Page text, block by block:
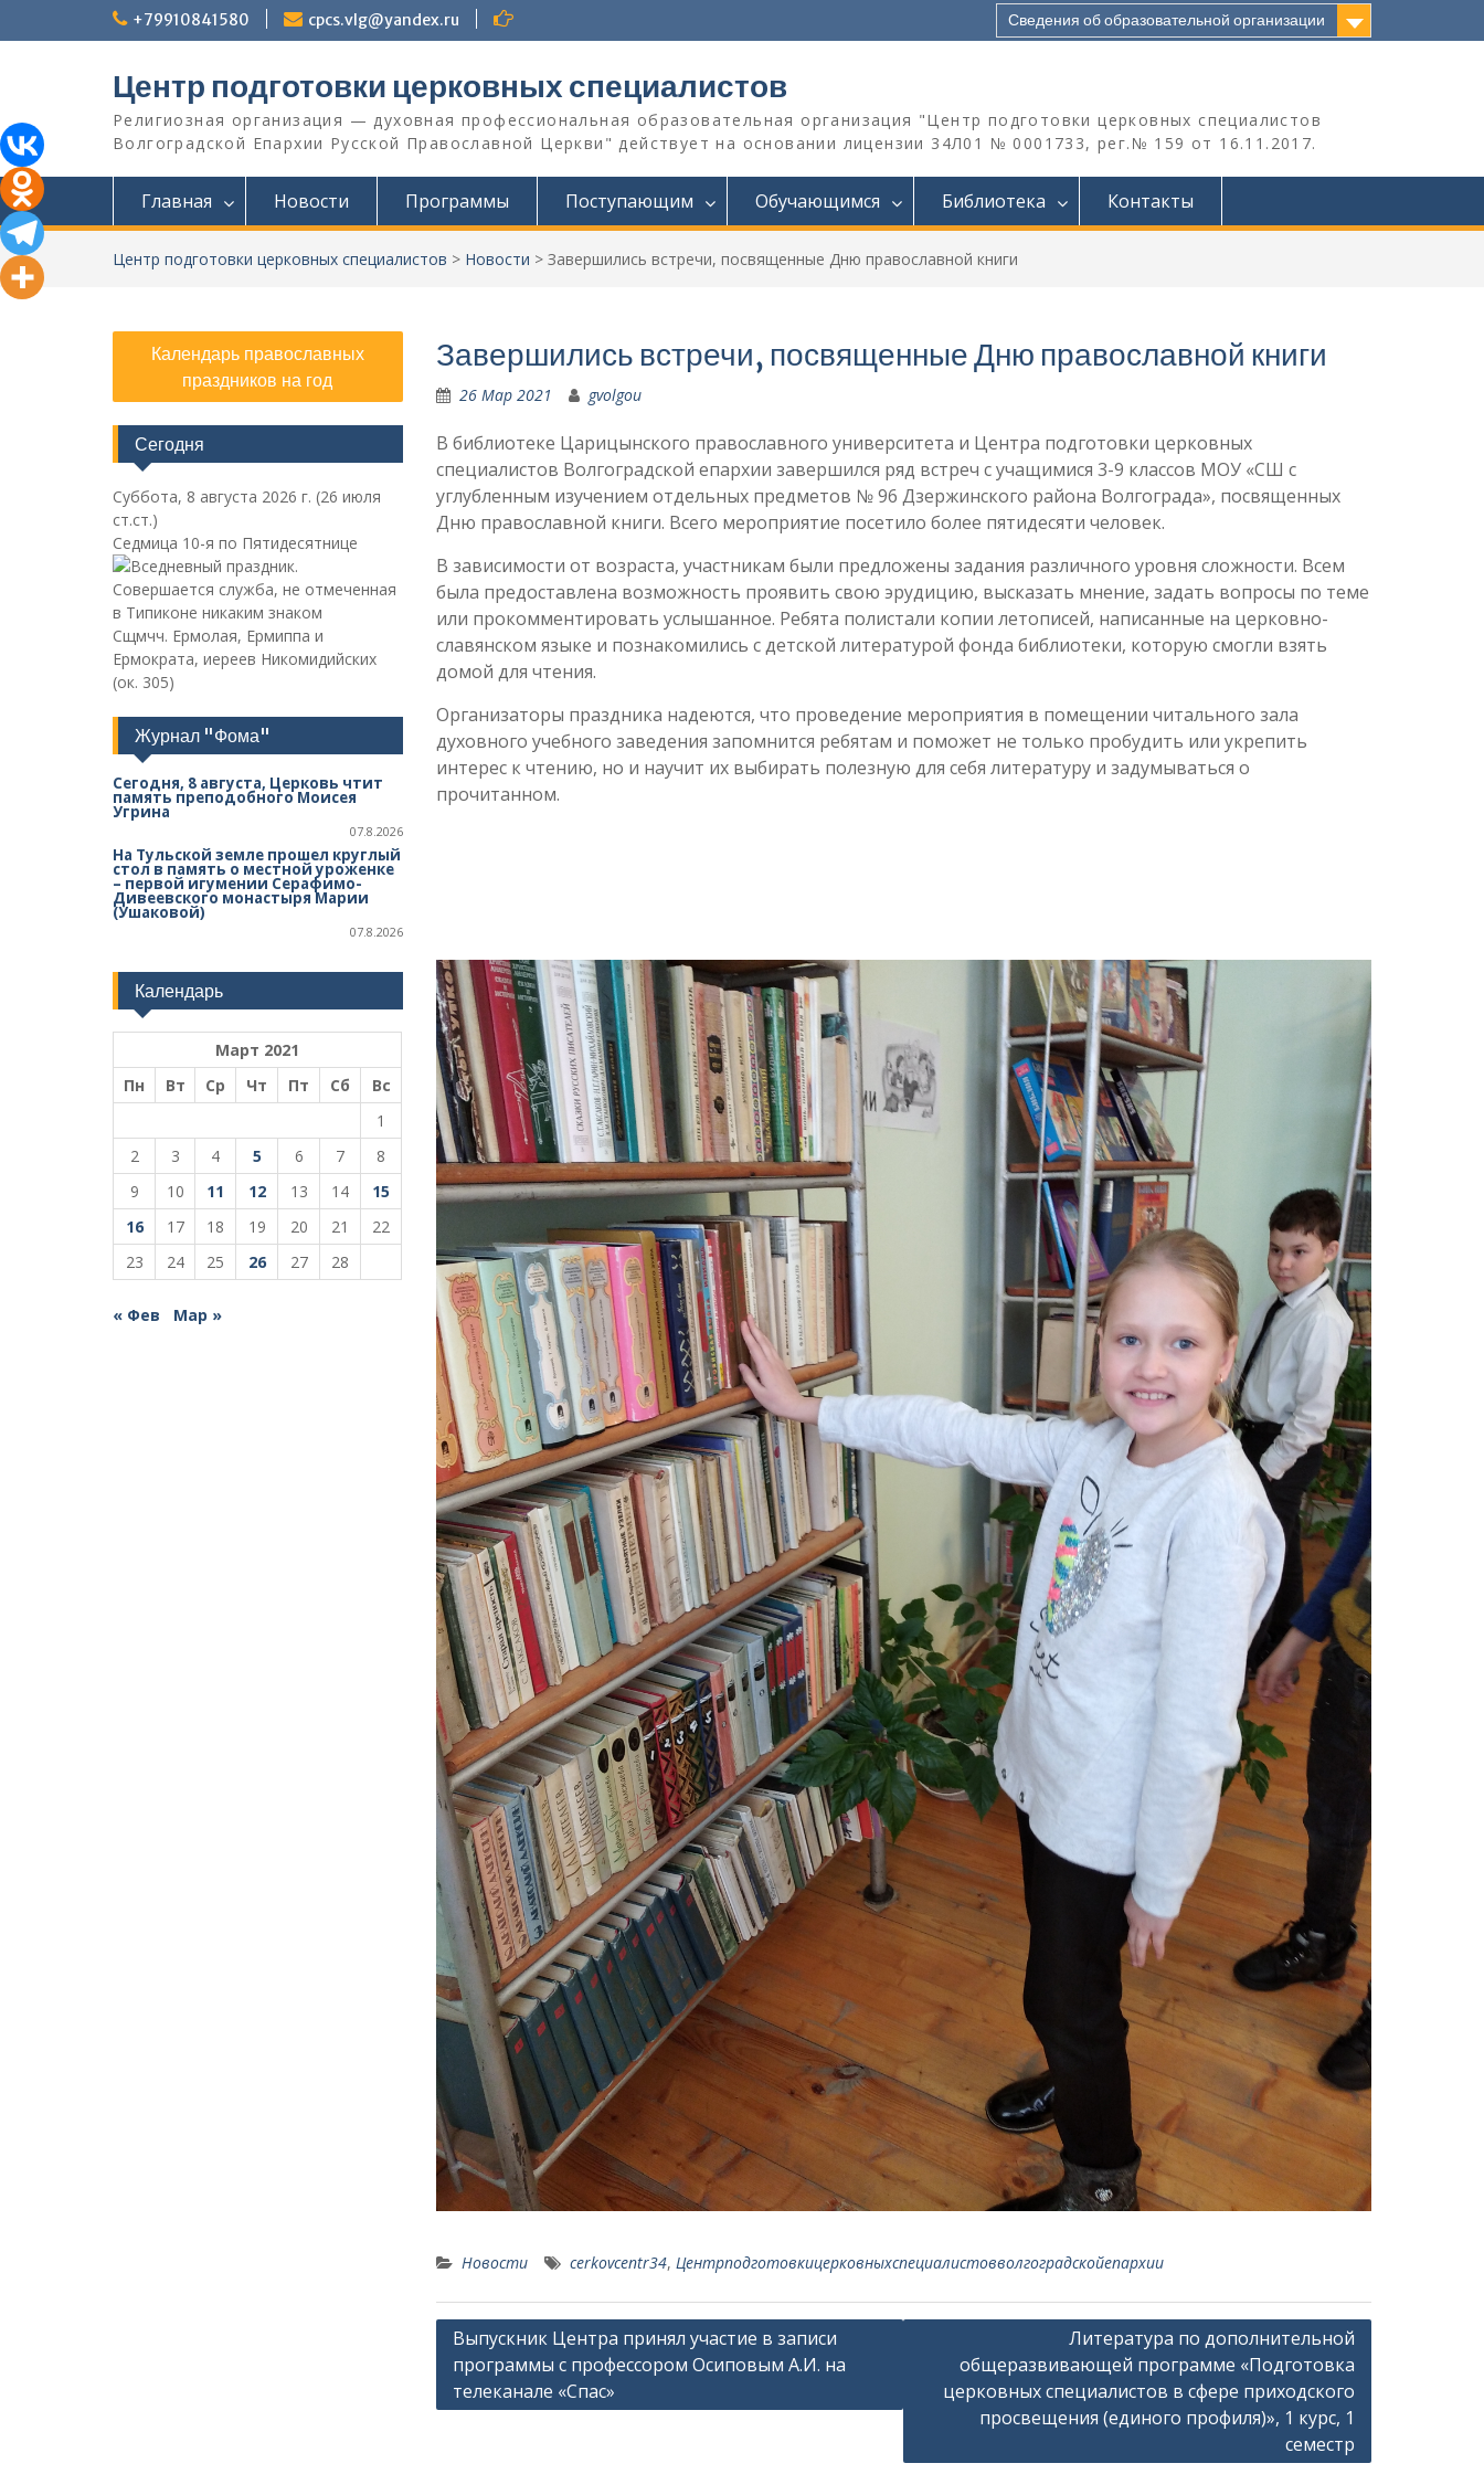
+79910841580 cpcs.vlg@yandex.ru Сведения об образовательной организации
Центр подготовки церковных специалистов
Религиозная организация — духовная профессиональная образовательная организация "Центр подготовки церковных специалистов
Волгоградской Eпархии Русской Православной Церкви" действует на основании лицензии 34Л01 № 0001733, рег.№ 159 от 16.11.2017.
Главная Новости Программы Поступающим Обучающимся Библиотека Контакты
Центр подготовки церковных специалистов > Новости > Завершились встречи, посвященные Дню православной книги
Завершились встречи, посвященные Дню православной книги
26 Мар 2021 gvolgou
В библиотеке Царицынского православного университета и Центра подготовки церковных
специалистов Волгоградской епархии завершился ряд встреч с учащимися 3-9 классов МОУ «СШ с
углубленным изучением отдельных предметов № 96 Дзержинского района Волгограда», посвященных
Дню православной книги. Всего мероприятие посетило более пятидесяти человек.
В зависимости от возраста, участникам были предложены задания различного уровня сложности. Всем
была предоставлена возможность проявить свою эрудицию, высказать мнение, задать вопросы по теме
или прокомментировать услышанное. Ребята полистали копии летописей, написанные на церковно-
славянском языке и познакомились с детской литературой фонда библиотеки, которую смогли взять
домой для чтения.
Организаторы праздника надеются, что проведение мероприятия в помещении читального зала
духовного учебного заведения запомнится ребятам и поможет не только пробудить или укрепить
интерес к чтению, но и научит их выбирать полезную для себя литературу и задумываться о
прочитанном.
Новости cerkovcentr34, Центрподготовкицерковныхспециалистовволгоградскойепархии
Навигация
по
записям
Выпускник Центра принял участие в записи
программы с профессором Осиповым А.И. на
телеканале «Спас»
Литература по дополнительной
общеразвивающей программе «Подготовка
церковных специалистов в сфере приходского
просвещения (единого профиля)», 1 курс, 1
семестр
Календарь православных
праздников на год
Сегодня
Суббота, 8 августа 2026 г. (26 июля
ст.ст.)
Седмица 10-я по Пятидесятнице
Сщмчч. Ермолая, Ермиппа и
Ермократа, иереев Никомидийских
(ок. 305)
Журнал "Фома"
Сегодня, 8 августа, Церковь чтит
память преподобного Моисея
Угрина
07.8.2026
На Тульской земле прошел круглый
стол в память о местной уроженке
– первой игумении Серафимо-
Дивеевского монастыря Марии
(Ушаковой)
07.8.2026
Календарь
Март 2021
Пн
Вт Ср Чт Пт Сб
Вс
1
2
3 4 5 6 7
8
9
10 11 12 13 14
15
16
17 18 19 20 21
22
23
24 25 26 27 28
« Фев Мар »